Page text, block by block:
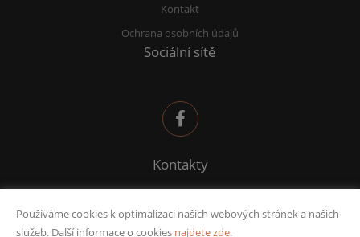
Kontakt
Ochrana osobních údajů
Sociální sítě
Kontakty
732 582 969
Používáme cookies k optimalizaci našich webových stránek a našich
služeb. Další informace o cookies najdete zde.